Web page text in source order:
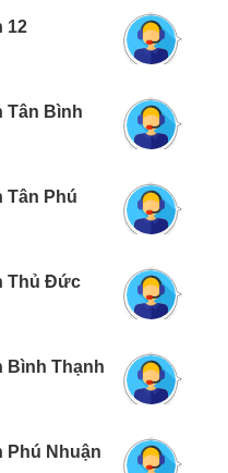
12
Tân Bình
Tân Phú
Thủ Đức
Bình Thạnh
Phú Nhuận